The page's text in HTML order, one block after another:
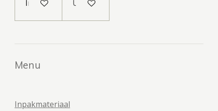
In winkelwagenUitverkocht
Menu
Inpakmateriaal